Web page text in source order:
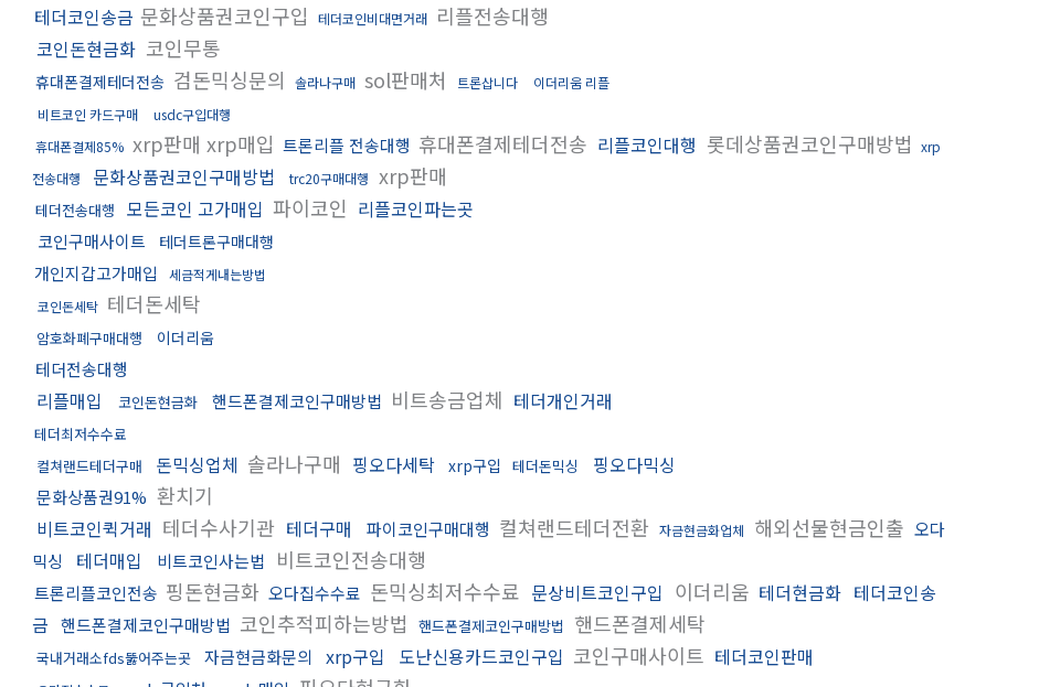
테더코인송금 문화상품권코인구입 테더코인비대면거래 리플전송대행
코인돈현금화 코인무통
휴대폰결제테더전송 검돈믹싱문의 솔라나구매 sol판매처 트론삽니다
이더리움 리플
비트코인 카드구매
usdc구입대행
휴대폰결제85% xrp판매 xrp매입 트론리플 전송대행 휴대폰결제테더전송 리플코인대행 롯데상품권코인구매방법 xrp
전송대행
문화상품권코인구매방법 trc20구매대행 xrp판매
테더전송대행 모든코인 고가매입 파이코인 리플코인파는곳
코인구매사이트 테더트론구매대행
개인지갑고가매입
세금적게내는방법
코인돈세탁 테더돈세탁
암호화폐구매대행 이더리움
테더전송대행
리플매입 코인돈현금화 핸드폰결제코인구매방법 비트송금업체 테더개인거래
테더최저수수료
컬쳐랜드테더구매
돈믹싱업체 솔라나구매 핑오다세탁 xrp구입 테더돈믹싱 핑오다믹싱
문화상품권91% 환치기
비트코인퀵거래 테더수사기관 테더구매 파이코인구매대행 컬쳐랜드테더전환 자금현금화업체 해외선물현금인출 오다
믹싱
테더매입 비트코인사는법 비트코인전송대행
트론리플코인전송 핑돈현금화 오다집수수료 돈믹싱최저수수료 문상비트코인구입 이더리움 테더현금화 테더코인송
금 핸드폰결제코인구매방법 코인추적피하는방법 핸드폰결제코인구매방법 핸드폰결제세탁
국내거래소fds뚫어주는곳 자금현금화문의 xrp구입 도난신용카드코인구입 코인구매사이트 테더코인판매